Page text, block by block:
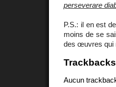
perseverare
P.S.: il en est
moins de se
des œuvres qui
Trackbacks
Aucun